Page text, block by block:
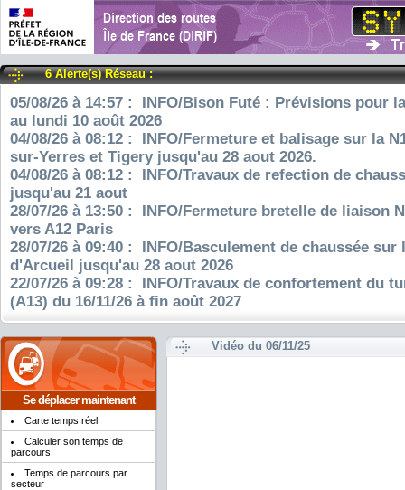
6 Alerte(s) Réseau :
05/08/26 à 14:57 : INFO/Bison Futé : Prévisions pour
au lundi 10 août 2026
04/08/26 à 08:12 : INFO/Fermeture et balisage sur la
sur-Yerres et Tigery jusqu'au 28 aout 2026.
04/08/26 à 08:12 : INFO/Travaux de refection de
jusqu'au 21 aout
28/07/26 à 13:50 : INFO/Fermeture bretelle de liaison
vers A12 Paris
28/07/26 à 09:40 : INFO/Basculement de chaussée sur
d'Arcueil jusqu'au 28 aout 2026
22/07/26 à 09:28 : INFO/Travaux de confortement du
(A13) du 16/11/26 à fin août 2027
Se déplacer maintenant
Carte temps réel
Calculer son temps de
parcours
Temps de parcours par
secteur
Vidéo du 06/11/25